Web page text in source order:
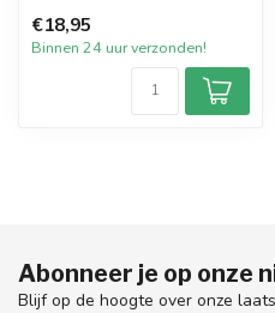
afmeting ...
€18,95
Binnen 24 uur verzonden!
Abonneer je op onze
Blijf op de hoogte over onze